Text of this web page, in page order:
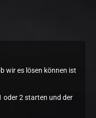
wir es lösen können ist
oder 2 starten und der